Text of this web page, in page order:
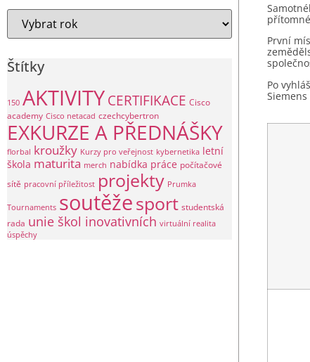
Štítky
150 AKTIVITYCERTIFIKACE Cisco
academy Cisco netacad czechcybertron
EXKURZE A PŘEDNÁŠKY
florbal kroužky Kurzy pro veřejnost kybernetika letní
škola maturita merch nabídka práce počítačové
sítě pracovní příležitost projekty Prumka
Tournaments soutěžesport studentská
rada unie škol inovativních virtuální realita
úspěchy
První
Po
Siemens